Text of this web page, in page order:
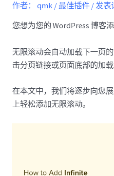
作者： qmk /最佳插件 /发表
您想为您的 WordPress 博客
无限滚动会自动加载下一页
击分页链接或页面底部的加载
在本文中，我们将逐步向您
上轻松添加无限滚动。